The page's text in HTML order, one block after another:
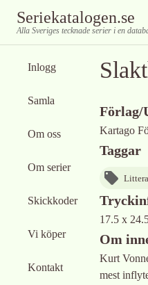
Seriekatalogen.se
Alla Sveriges tecknade serier i en
Inlogg
Samla
Om oss
Om serier
Skickkoder
Vi köper
Kontakt
Förlag/
Kartago
Taggar
17.5 x
Om
Kurt
mest